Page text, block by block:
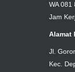
WA 081
Jam
Alamat
Jl.
Kec.